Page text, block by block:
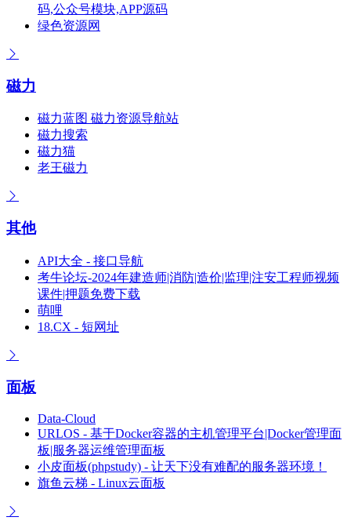
码,公众号模块,APP源码
绿色资源网
磁力
磁力蓝图 磁力资源导航站
磁力搜索
磁力猫
老王磁力
其他
API大全 - 接口导航
考牛论坛-2024年建造师|消防|造价|监理|注安工程师视频
课件|押题免费下载
萌哩
18.CX - 短网址
面板
Data-Cloud
URLOS - 基于Docker容器的主机管理平台|Docker管理面
板|服务器运维管理面板
小皮面板(phpstudy) - 让天下没有难配的服务器环境！
旗鱼云梯 - Linux云面板